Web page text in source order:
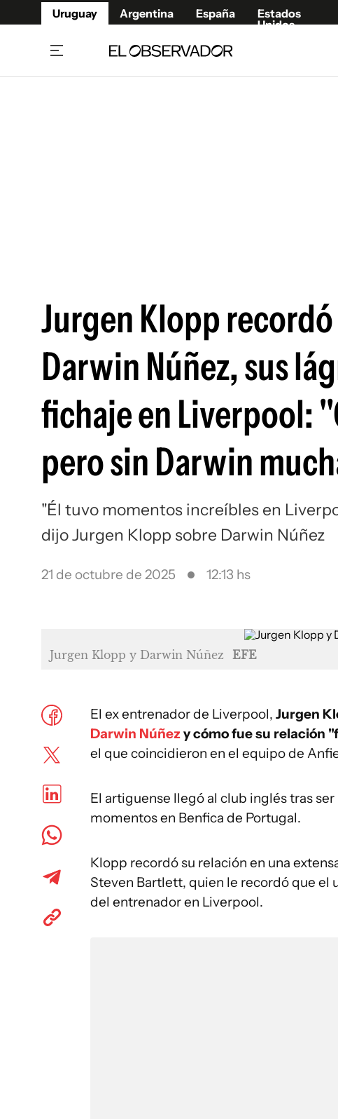
Uruguay Argentina España
Estados
Unidos
Jurgen Klopp
Darwin Núñez, sus
fichaje en Liverpool:
pero sin Darwin
"Él tuvo momentos increíbles en
dijo Jurgen Klopp sobre Darwin Núñez
21 de octubre de 2025 12:13 hs
Jurgen Klopp y Darwin Núñez EFE
El ex entrenador de Liverpool, Jurgen
Darwin Núñezy cómo fue su relación
el que coincidieron en el equipo de
El artiguense llegó al club inglés tras
momentos en Benfica de Portugal.
Klopp recordó su relación en una
Steven Bartlett, quien le recordó que el
del entrenador en Liverpool.